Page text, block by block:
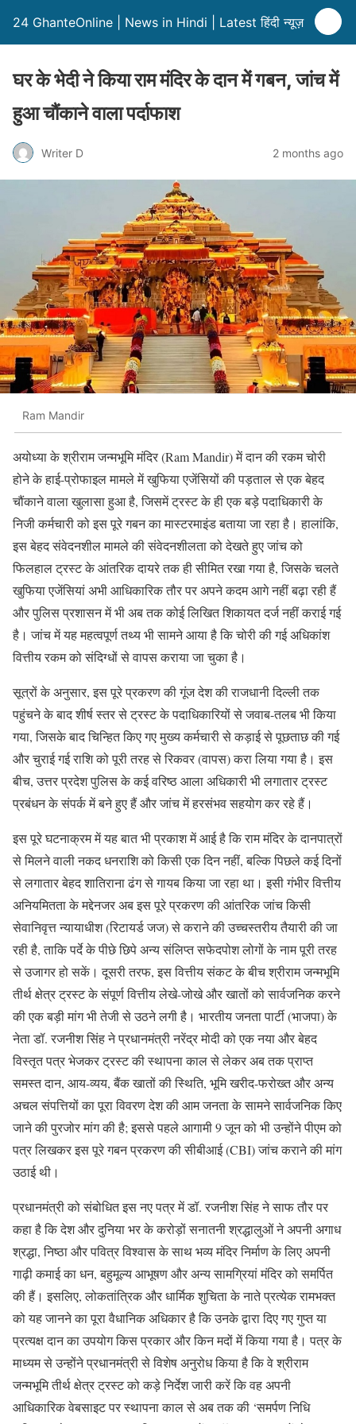
24 GhanteOnline | News in Hindi | Latest हिंदी न्यूज़
घर के भेदी ने किया राम मंदिर के दान में गबन, जांच में
हुआ चौंकाने वाला पर्दाफाश
Writer D 2 months ago
Ram Mandir
अयोध्या के श्रीराम जन्मभूमि मंदिर (Ram Mandir) में दान की रकम चोरी
होने के हाई-प्रोफाइल मामले में खुफिया एजेंसियों की पड़ताल से एक बेहद
चौंकाने वाला खुलासा हुआ है, जिसमें ट्रस्ट के ही एक बड़े पदाधिकारी के
निजी कर्मचारी को इस पूरे गबन का मास्टरमाइंड बताया जा रहा है। हालांकि,
इस बेहद संवेदनशील मामले की संवेदनशीलता को देखते हुए जांच को
फिलहाल ट्रस्ट के आंतरिक दायरे तक ही सीमित रखा गया है, जिसके चलते
खुफिया एजेंसियां अभी आधिकारिक तौर पर अपने कदम आगे नहीं बढ़ा रही हैं
और पुलिस प्रशासन में भी अब तक कोई लिखित शिकायत दर्ज नहीं कराई गई
है। जांच में यह महत्वपूर्ण तथ्य भी सामने आया है कि चोरी की गई अधिकांश
वित्तीय रकम को संदिग्धों से वापस कराया जा चुका है।
सूत्रों के अनुसार, इस पूरे प्रकरण की गूंज देश की राजधानी दिल्ली तक
पहुंचने के बाद शीर्ष स्तर से ट्रस्ट के पदाधिकारियों से जवाब-तलब भी किया
गया, जिसके बाद चिन्हित किए गए मुख्य कर्मचारी से कड़ाई से पूछताछ की गई
और चुराई गई राशि को पूरी तरह से रिकवर (वापस) करा लिया गया है। इस
बीच, उत्तर प्रदेश पुलिस के कई वरिष्ठ आला अधिकारी भी लगातार ट्रस्ट
प्रबंधन के संपर्क में बने हुए हैं और जांच में हरसंभव सहयोग कर रहे हैं।
इस पूरे घटनाक्रम में यह बात भी प्रकाश में आई है कि राम मंदिर के दानपात्रों
से मिलने वाली नकद धनराशि को किसी एक दिन नहीं, बल्कि पिछले कई दिनों
से लगातार बेहद शातिराना ढंग से गायब किया जा रहा था। इसी गंभीर वित्तीय
अनियमितता के मद्देनजर अब इस पूरे प्रकरण की आंतरिक जांच किसी
सेवानिवृत्त न्यायाधीश (रिटायर्ड जज) से कराने की उच्चस्तरीय तैयारी की जा
रही है, ताकि पर्दे के पीछे छिपे अन्य संलिप्त सफेदपोश लोगों के नाम पूरी तरह
से उजागर हो सकें। दूसरी तरफ, इस वित्तीय संकट के बीच श्रीराम जन्मभूमि
तीर्थ क्षेत्र ट्रस्ट के संपूर्ण वित्तीय लेखे-जोखे और खातों को सार्वजनिक करने
की एक बड़ी मांग भी तेजी से उठने लगी है। भारतीय जनता पार्टी (भाजपा) के
नेता डॉ. रजनीश सिंह ने प्रधानमंत्री नरेंद्र मोदी को एक नया और बेहद
विस्तृत पत्र भेजकर ट्रस्ट की स्थापना काल से लेकर अब तक प्राप्त
समस्त दान, आय-व्यय, बैंक खातों की स्थिति, भूमि खरीद-फरोख्त और अन्य
अचल संपत्तियों का पूरा विवरण देश की आम जनता के सामने सार्वजनिक किए
जाने की पुरजोर मांग की है; इससे पहले आगामी 9 जून को भी उन्होंने पीएम को
पत्र लिखकर इस पूरे गबन प्रकरण की सीबीआई (CBI) जांच कराने की मांग
उठाई थी।
प्रधानमंत्री को संबोधित इस नए पत्र में डॉ. रजनीश सिंह ने साफ तौर पर
कहा है कि देश और दुनिया भर के करोड़ों सनातनी श्रद्धालुओं ने अपनी अगाध
श्रद्धा, निष्ठा और पवित्र विश्वास के साथ भव्य मंदिर निर्माण के लिए अपनी
गाढ़ी कमाई का धन, बहुमूल्य आभूषण और अन्य सामग्रियां मंदिर को समर्पित
की हैं। इसलिए, लोकतांत्रिक और धार्मिक शुचिता के नाते प्रत्येक रामभक्त
को यह जानने का पूरा वैधानिक अधिकार है कि उनके द्वारा दिए गए गुप्त या
प्रत्यक्ष दान का उपयोग किस प्रकार और किन मदों में किया गया है। पत्र के
माध्यम से उन्होंने प्रधानमंत्री से विशेष अनुरोध किया है कि वे श्रीराम
जन्मभूमि तीर्थ क्षेत्र ट्रस्ट को कड़े निर्देश जारी करें कि वह अपनी
आधिकारिक वेबसाइट पर स्थापना काल से अब तक की ‘समर्पण निधि